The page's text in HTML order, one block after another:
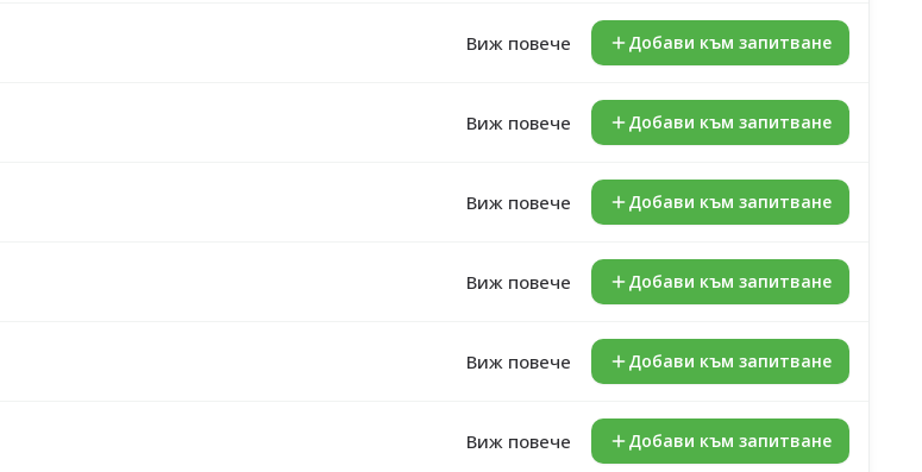
Виж повече Добави към запитване
Виж повече Добави към запитване
Виж повече Добави към запитване
Виж повече Добави към запитване
Виж повече Добави към запитване
Виж повече Добави към запитване